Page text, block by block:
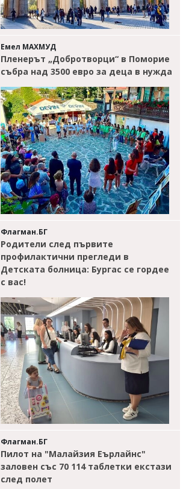
Емел МАХМУД
Пленерът „Добротворци“ в Поморие
събра над 3500 евро за деца в нужда
Флагман.БГ
Родители след първите
профилактични прегледи в
Детската болница: Бургас се гордее
с вас!
Флагман.БГ
Пилот на "Малайзия Еърлайнс"
заловен със 70 114 таблетки екстази
след полет